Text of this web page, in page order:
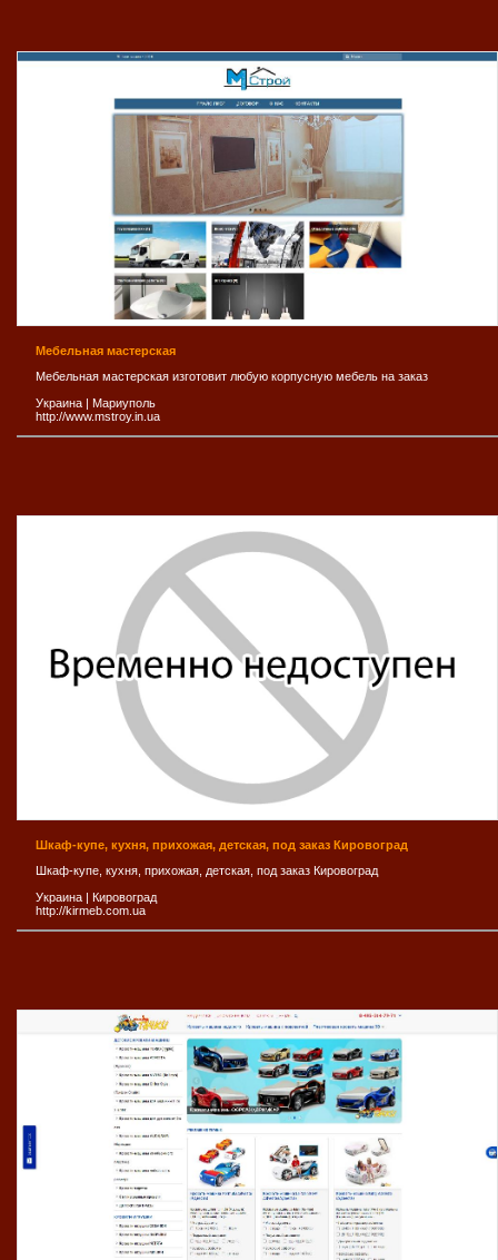
Мебельная мастерская
Мебельная мастерская изготовит любую корпусную мебель на заказ
Украина | Мариуполь
http://www.mstroy.in.ua
Шкаф-купе, кухня, прихожая, детская, под заказ Кировоград
Шкаф-купе, кухня, прихожая, детская, под заказ Кировоград
Украина | Кировоград
http://kirmeb.com.ua